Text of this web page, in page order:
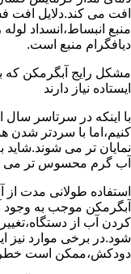
افت می کند.دلایل افت
منبع انبساط،انسداد
دیافگرام منبع است.
مشکل رایج آبگرمکن که
ایستاده نیاز دارند
با اینکه در سرتاسر
کنیم،اما با سردتر
نمایان تر می
آب گرم محسوس تر می
استفاده طولانی مدت
آبگرمکن موجب به
کردن آب از
شود.در برخی موارد نیز
دودکش،ممکن است